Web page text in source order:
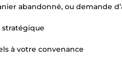
abandonné, ou demande
stratégique
à votre convenance